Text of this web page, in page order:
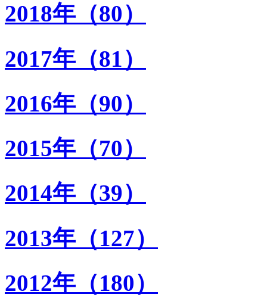
2018年（80）
2017年（81）
2016年（90）
2015年（70）
2014年（39）
2013年（127）
2012年（180）